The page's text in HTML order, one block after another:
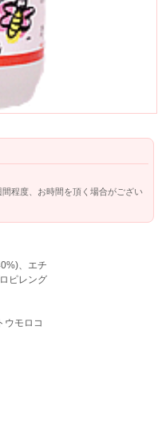
程度、お時間を頂く場合がござい
、エチ
ピレング
ウモロコ